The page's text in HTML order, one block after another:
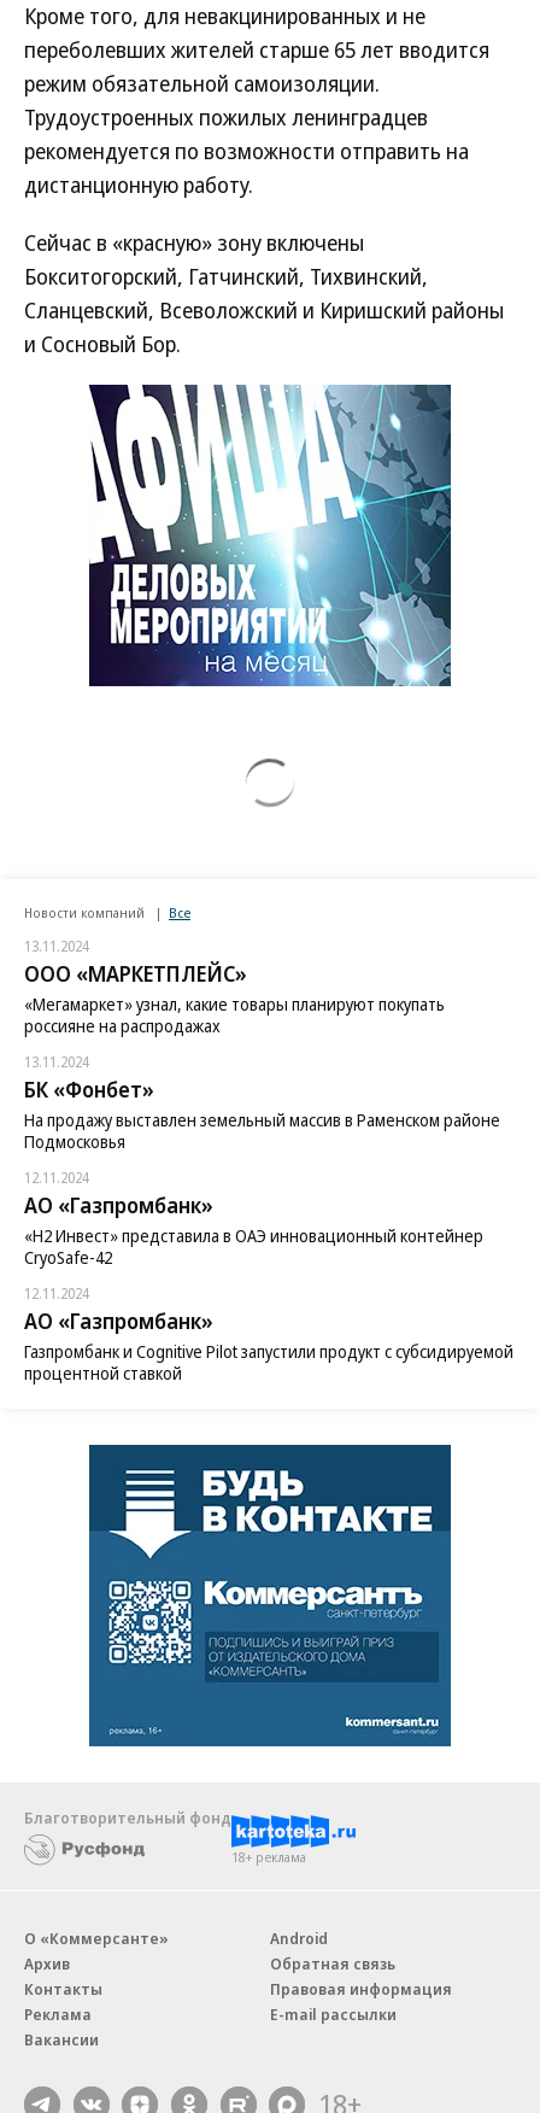
Кроме того, для невакцинированных и не
переболевших жителей старше 65 лет вводится
режим обязательной самоизоляции.
Трудоустроенных пожилых ленинградцев
рекомендуется по возможности отправить на
дистанционную работу.
Сейчас в «красную» зону включены
Бокситогорский, Гатчинский, Тихвинский,
Сланцевский, Всеволожский и Киришский районы
и Сосновый Бор.
Новости компаний Все
13.11.2024
ООО «МАРКЕТПЛЕЙС»
«Мегамаркет» узнал, какие товары планируют покупать
россияне на распродажах
13.11.2024
БК «Фонбет»
На продажу выставлен земельный массив в Раменском районе
Подмосковья
12.11.2024
АО «Газпромбанк»
«H2 Инвест» представила в ОАЭ инновационный контейнер
CryoSafe-42
12.11.2024
АО «Газпромбанк»
Газпромбанк и Cognitive Pilot запустили продукт с субсидируемой
процентной ставкой
Благотворительный фонд
18+ реклама
О «Коммерсанте»
Архив
Контакты
Реклама
Вакансии
Android
Обратная связь
Правовая информация
E-mail рассылки
18+